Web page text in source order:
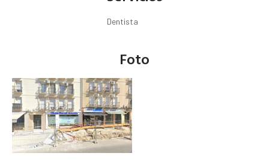
Dentista
Foto